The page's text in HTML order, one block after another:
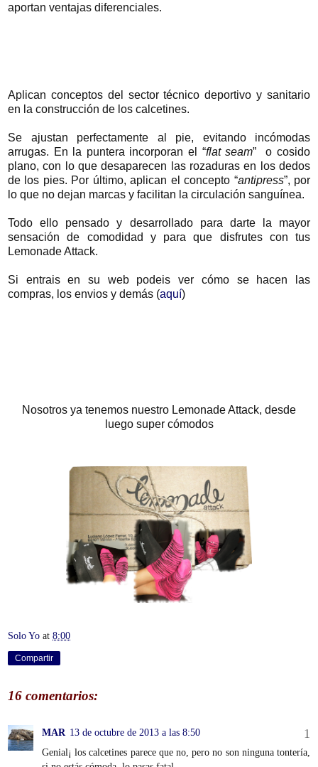
aportan ventajas diferenciales.
Aplican conceptos del sector técnico deportivo y sanitario
en la construcción de los calcetines.
Se ajustan perfectamente al pie, evitando incómodas
arrugas. En la puntera incorporan el “flat seam” o cosido
plano, con lo que desaparecen las rozaduras en los dedos
de los pies. Por último, aplican el concepto “antipress”, por
lo que no dejan marcas y facilitan la circulación sanguínea.
Todo ello pensado y desarrollado para darte la mayor
sensación de comodidad y para que disfrutes con tus
Lemonade Attack.
Si entrais en su web podeis ver cómo se hacen las
compras, los envios y demás (aquí)
Nosotros ya tenemos nuestro Lemonade Attack, desde
luego super cómodos
Solo Yo at 8:00
Compartir
16 comentarios:
MAR 13 de octubre de 2013 a las 8:50
Genial¡ los calcetines parece que no, pero no son ninguna tontería,